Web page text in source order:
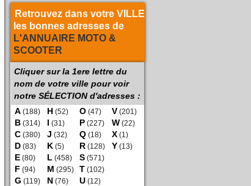
Retrouvez dans votre VILLE
les bonnes adresses de
L'ANNUAIRE MOTO &
SCOOTER
Cliquer sur la 1ere lettre du
nom de votre ville pour voir
notre SÉLECTION d'adresses :
A (188)
B (314)
C (380)
D (83)
E (80)
F (94)
G (119)
H (52)
I (31)
J (32)
K (5)
L (458)
M (295)
N (76)
O (47)
P (227)
Q (18)
R (128)
S (571)
T (102)
U (12)
V (201)
W (22)
X (1)
Y (13)